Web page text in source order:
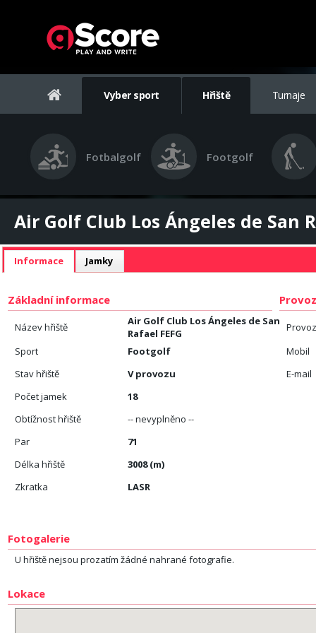
Vyber sport Hřiště Turnaje
Fotbalgolf Footgolf
Air Golf Club Los Ángeles de San
Informace Jamky
Základní informace
Název hřiště
Air Golf Club Los Ángeles de San
Rafael FEFG
Sport
Footgolf
Stav hřiště
V provozu
Počet jamek
18
Obtížnost hřiště
-- nevyplněno --
Par
71
Délka hřiště
3008 (m)
Zkratka
LASR
Mobil
E-mail
Fotogalerie
U hřiště nejsou prozatím žádné nahrané fotografie.
Lokace